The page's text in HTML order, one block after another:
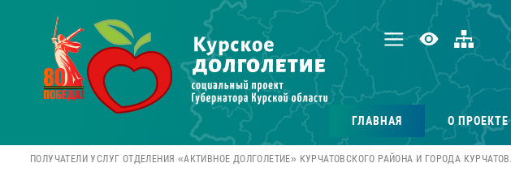
ГЛАВНАЯ О ПРОЕКТЕ
ПОЛУЧАТЕЛИ УСЛУГ ОТДЕЛЕНИЯ «АКТИВНОЕ ДОЛГОЛЕТИЕ» КУРЧАТОВСКОГО РАЙОНА И ГОРОДА